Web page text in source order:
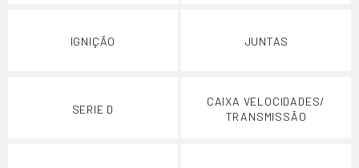
IGNIÇÃO JUNTAS
SERIE D
CAIXA VELOCIDADES/
TRANSMISSÃO